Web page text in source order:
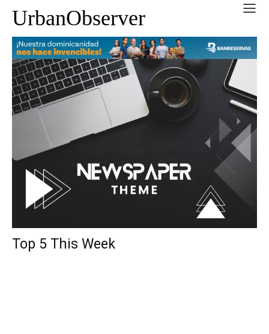
UrbanObserver
Top 5 This Week